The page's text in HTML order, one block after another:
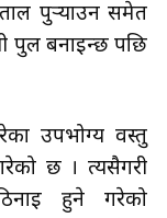
पुर्‍याउन समेत
पुल बनाइन्छ पछि
उपभोग्य वस्तु
छ । त्यसैगरी
हुने गरेको